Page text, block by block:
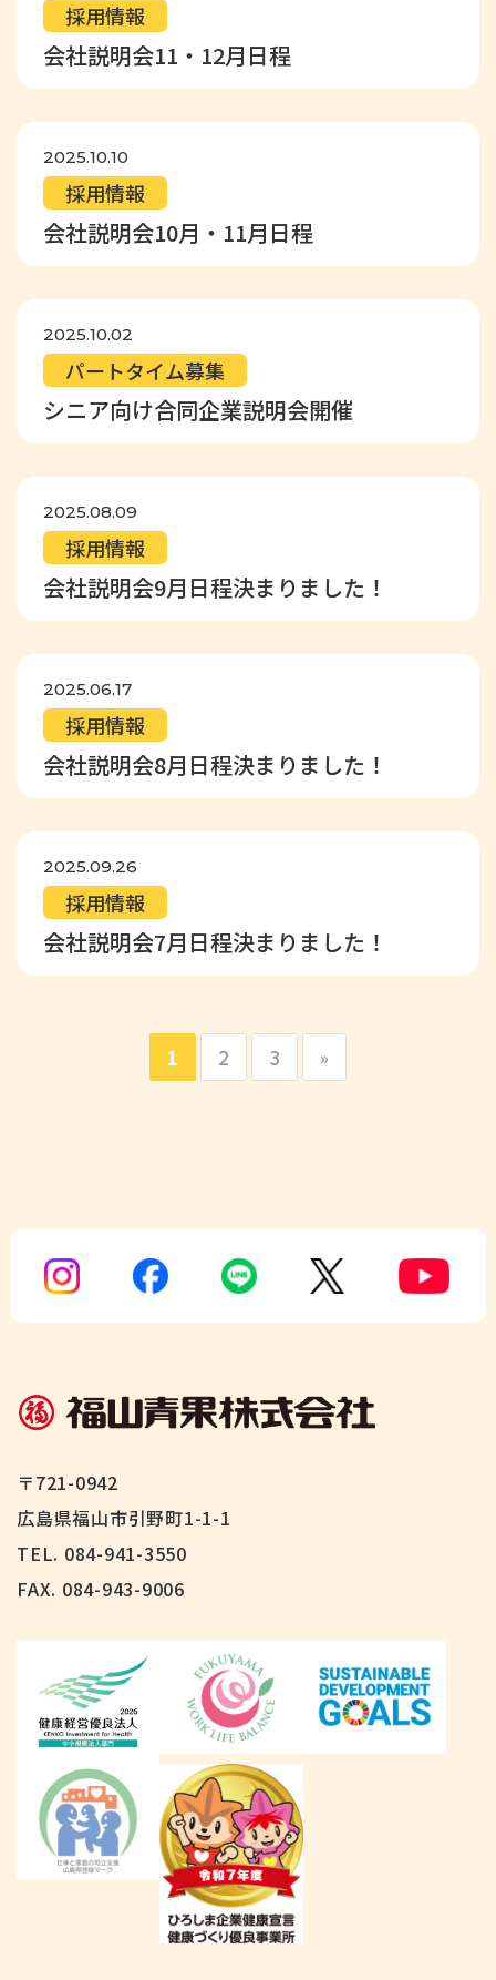
採用情報
会社説明会11・12月日程
2025.10.10
採用情報
会社説明会10月・11月日程
2025.10.02
パートタイム募集
シニア向け合同企業説明会開催
2025.08.09
採用情報
会社説明会9月日程決まりました！
2025.06.17
採用情報
会社説明会8月日程決まりました！
2025.09.26
採用情報
会社説明会7月日程決まりました！
1 2 3 »
〒721-0942
広島県福山市引野町1-1-1
TEL. 084-941-3550
FAX. 084-943-9006